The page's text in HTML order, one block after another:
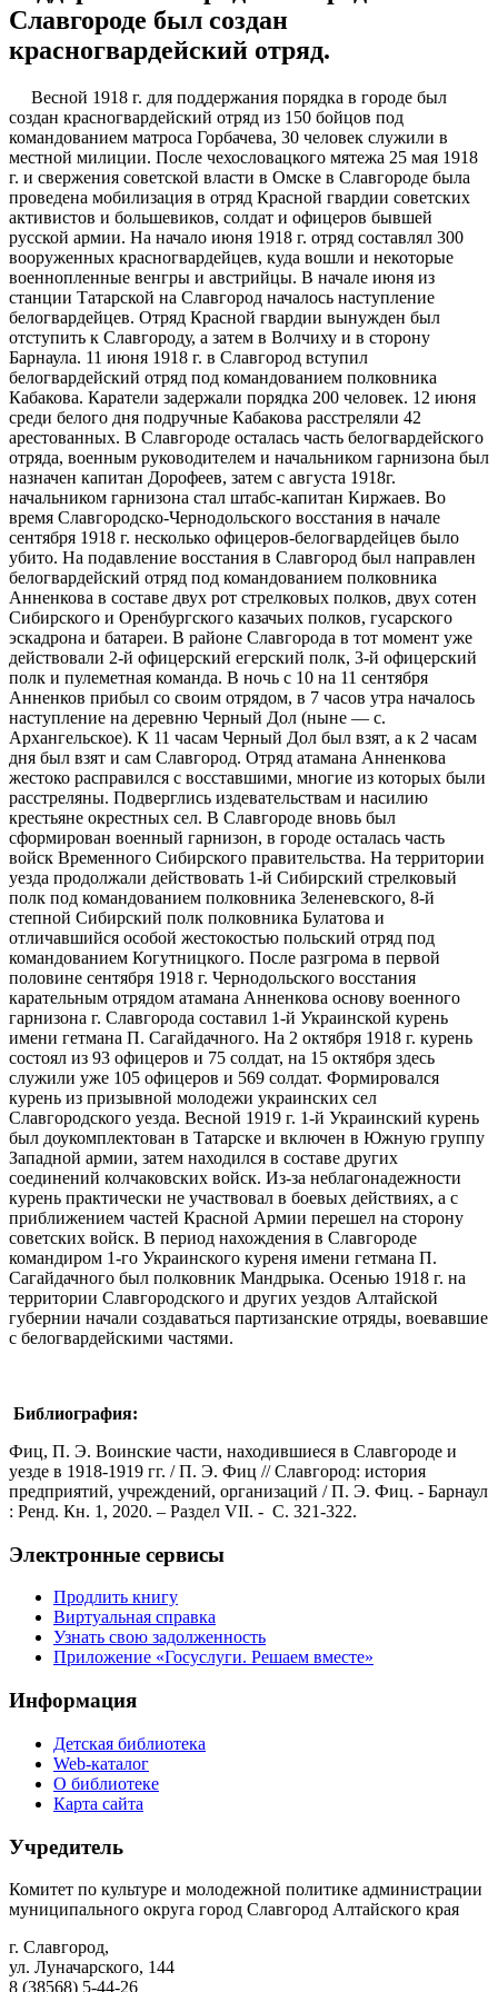
Славгороде был создан
красногвардейский отряд.
Весной 1918 г. для поддержания порядка в городе был
создан красногвардейский отряд из 150 бойцов под
командованием матроса Горбачева, 30 человек служили в
местной милиции. После чехословацкого мятежа 25 мая 1918
г. и свержения советской власти в Омске в Славгороде была
проведена мобилизация в отряд Красной гвардии советских
активистов и большевиков, солдат и офицеров бывшей
русской армии. На начало июня 1918 г. отряд составлял 300
вооруженных красногвардейцев, куда вошли и некоторые
военнопленные венгры и австрийцы. В начале июня из
станции Татарской на Славгород началось наступление
белогвардейцев. Отряд Красной гвардии вынужден был
отступить к Славгороду, а затем в Волчиху и в сторону
Барнаула. 11 июня 1918 г. в Славгород вступил
белогвардейский отряд под командованием полковника
Кабакова. Каратели задержали порядка 200 человек. 12 июня
среди белого дня подручные Кабакова расстреляли 42
арестованных. В Славгороде осталась часть белогвардейского
отряда, военным руководителем и начальником гарнизона был
назначен капитан Дорофеев, затем с августа 1918г.
начальником гарнизона стал штабс-капитан Киржаев. Во
время Славгородско-Чернодольского восстания в начале
сентября 1918 г. несколько офицеров-белогвардейцев было
убито. На подавление восстания в Славгород был направлен
белогвардейский отряд под командованием полковника
Анненкова в составе двух рот стрелковых полков, двух сотен
Сибирского и Оренбургского казачьих полков, гусарского
эскадрона и батареи. В районе Славгорода в тот момент уже
действовали 2-й офицерский егерский полк, 3-й офицерский
полк и пулеметная команда. В ночь с 10 на 11 сентября
Анненков прибыл со своим отрядом, в 7 часов утра началось
наступление на деревню Черный Дол (ныне — с.
Архангельское). К 11 часам Черный Дол был взят, а к 2 часам
дня был взят и сам Славгород. Отряд атамана Анненкова
жестоко расправился с восставшими, многие из которых были
расстреляны. Подверглись издевательствам и насилию
крестьяне окрестных сел. В Славгороде вновь был
сформирован военный гарнизон, в городе осталась часть
войск Временного Сибирского правительства. На территории
уезда продолжали действовать 1-й Сибирский стрелковый
полк под командованием полковника Зеленевского, 8-й
степной Сибирский полк полковника Булатова и
отличавшийся особой жестокостью польский отряд под
командованием Когутницкого. После разгрома в первой
половине сентября 1918 г. Чернодольского восстания
карательным отрядом атамана Анненкова основу военного
гарнизона г. Славгорода составил 1-й Украинской курень
имени гетмана П. Сагайдачного. На 2 октября 1918 г. курень
состоял из 93 офицеров и 75 солдат, на 15 октября здесь
служили уже 105 офицеров и 569 солдат. Формировался
курень из призывной молодежи украинских сел
Славгородского уезда. Весной 1919 г. 1-й Украинский курень
был доукомплектован в Татарске и включен в Южную группу
Западной армии, затем находился в составе других
соединений колчаковских войск. Из-за неблагонадежности
курень практически не участвовал в боевых действиях, а с
приближением частей Красной Армии перешел на сторону
советских войск. В период нахождения в Славгороде
командиром 1-го Украинского куреня имени гетмана П.
Сагайдачного был полковник Мандрыка. Осенью 1918 г. на
территории Славгородского и других уездов Алтайской
губернии начали создаваться партизанские отряды, воевавшие
с белогвардейскими частями.
Библиография:
Фиц, П. Э. Воинские части, находившиеся в Славгороде и
уезде в 1918-1919 гг. / П. Э. Фиц // Славгород: история
предприятий, учреждений, организаций / П. Э. Фиц. - Барнаул
: Ренд. Кн. 1, 2020. – Раздел VII. - C. 321-322.
Электронные сервисы
Продлить книгу
Виртуальная справка
Узнать свою задолженность
Приложение «Госуслуги. Решаем вместе»
Информация
Детская библиотека
Web-каталог
О библиотеке
Карта сайта
Учредитель
Комитет по культуре и молодежной политике администрации
муниципального округа город Славгород Алтайского края
г. Славгород,
ул. Луначарского, 144
8 (38568) 5-44-26